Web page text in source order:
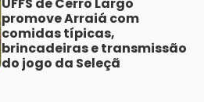
promove Arraiá com
comidas típicas,
brincadeiras e transmissão
do jogo da Seleçã